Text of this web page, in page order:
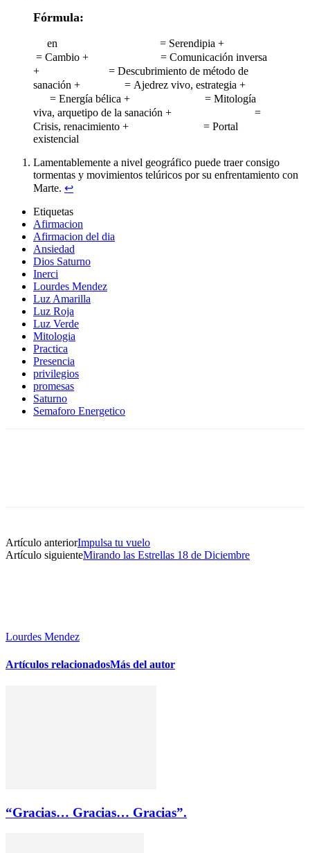
Fórmula:
en
= Serendipia +
= Cambio +
= Comunicación inversa
+
= Descubrimiento de método de
sanación +
= Ajedrez vivo, estrategia +
= Energía bélica +
= Mitología
viva, arquetipo de la sanación +
=
Crisis, renacimiento +
= Portal
existencial
Lamentablemente a nivel geográfico puede traer consigo
tormentas y movimientos telúricos por su enfrentamiento con
Marte. ↩
Etiquetas
Afirmacion
Afirmacion del dia
Ansiedad
Dios Saturno
Inerci
Lourdes Mendez
Luz Amarilla
Luz Roja
Luz Verde
Mitologia
Practica
Presencia
privilegios
promesas
Saturno
Semaforo Energetico
Artículo anteriorImpulsa tu vuelo
Artículo siguienteMirando las Estrellas 18 de Diciembre
Lourdes Mendez
Artículos relacionadosMás del autor
“Gracias… Gracias… Gracias”.